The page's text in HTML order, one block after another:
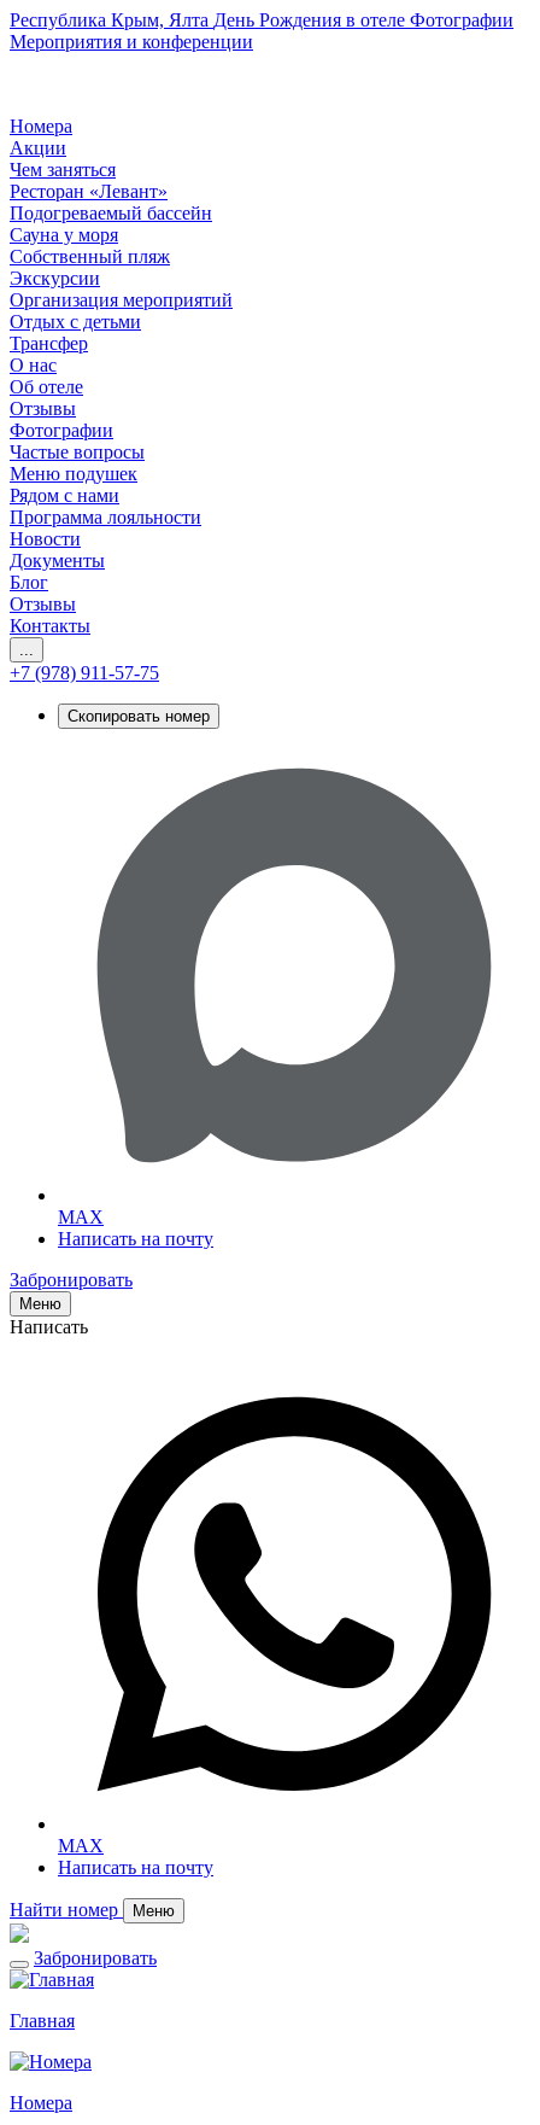
Республика Крым, Ялта День Рождения в отеле Фотографии
Мероприятия и конференции
Номера
Акции
Чем заняться
Ресторан «Левант»
Подогреваемый бассейн
Сауна у моря
Собственный пляж
Экскурсии
Организация мероприятий
Отдых с детьми
Трансфер
О нас
Об отеле
Отзывы
Фотографии
Частые вопросы
Меню подушек
Рядом с нами
Программа лояльности
Новости
Документы
Блог
Отзывы
Контакты
...
+7 (978) 911-57-75
Скопировать номер
MAX
Написать на почту
Забронировать
Меню
Написать
MAX
Написать на почту
Найти номер Меню
Забронировать
Главная
Номера